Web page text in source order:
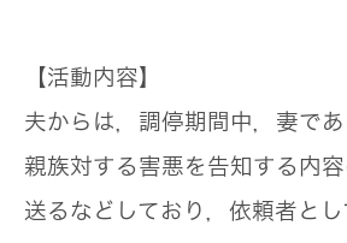
【活動内容】
夫からは，調停期間中，妻で
親族対する害悪を告知する内
送るなどしており，依頼者と